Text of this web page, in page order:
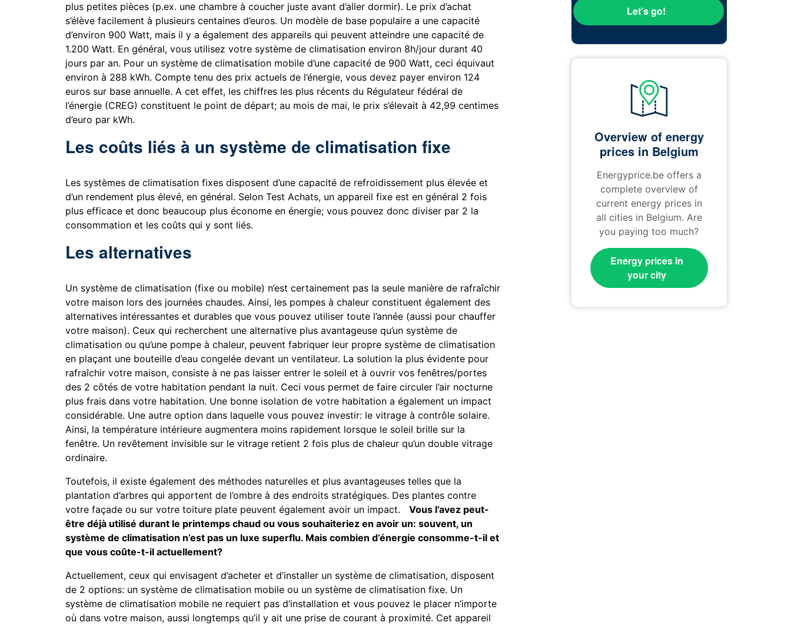
plus petites pièces (p.ex. une chambre à coucher juste avant d’aller dormir). Le prix d’achat
s’élève facilement à plusieurs centaines d’euros. Un modèle de base populaire a une capacité
d’environ 900 Watt, mais il y a également des appareils qui peuvent atteindre une capacité de
1.200 Watt. En général, vous utilisez votre système de climatisation environ 8h/jour durant 40
jours par an. Pour un système de climatisation mobile d’une capacité de 900 Watt, ceci équivaut
environ à 288 kWh. Compte tenu des prix actuels de l’énergie, vous devez payer environ 124
euros sur base annuelle. A cet effet, les chiffres les plus récents du Régulateur fédéral de
l’énergie (CREG) constituent le point de départ; au mois de mai, le prix s’élevait à 42,99 centimes
d’euro par kWh.
Les coûts liés à un système de climatisation fixe
Les systèmes de climatisation fixes disposent d’une capacité de refroidissement plus élevée et
d’un rendement plus élevé, en général. Selon Test Achats, un appareil fixe est en général 2 fois
plus efficace et donc beaucoup plus économe en énergie; vous pouvez donc diviser par 2 la
consommation et les coûts qui y sont liés.
Les alternatives
Un système de climatisation (fixe ou mobile) n’est certainement pas la seule manière de rafraîchir
votre maison lors des journées chaudes. Ainsi, les pompes à chaleur constituent également des
alternatives intéressantes et durables que vous pouvez utiliser toute l’année (aussi pour chauffer
votre maison). Ceux qui recherchent une alternative plus avantageuse qu’un système de
climatisation ou qu’une pompe à chaleur, peuvent fabriquer leur propre système de climatisation
en plaçant une bouteille d’eau congelée devant un ventilateur. La solution la plus évidente pour
rafraîchir votre maison, consiste à ne pas laisser entrer le soleil et à ouvrir vos fenêtres/portes
des 2 côtés de votre habitation pendant la nuit. Ceci vous permet de faire circuler l’air nocturne
plus frais dans votre habitation. Une bonne isolation de votre habitation a également un impact
considérable. Une autre option dans laquelle vous pouvez investir: le vitrage à contrôle solaire.
Ainsi, la température intérieure augmentera moins rapidement lorsque le soleil brille sur la
fenêtre. Un revêtement invisible sur le vitrage retient 2 fois plus de chaleur qu’un double vitrage
ordinaire.
Toutefois, il existe également des méthodes naturelles et plus avantageuses telles que la
plantation d’arbres qui apportent de l’ombre à des endroits stratégiques. Des plantes contre
votre façade ou sur votre toiture plate peuvent également avoir un impact.Vous l’avez peut-
être déjà utilisé durant le printemps chaud ou vous souhaiteriez en avoir un: souvent, un
système de climatisation n’est pas un luxe superflu. Mais combien d’énergie consomme-t-il et
que vous coûte-t-il actuellement?
Actuellement, ceux qui envisagent d’acheter et d’installer un système de climatisation, disposent
de 2 options: un système de climatisation mobile ou un système de climatisation fixe. Un
système de climatisation mobile ne requiert pas d’installation et vous pouvez le placer n’importe
où dans votre maison, aussi longtemps qu’il y ait une prise de courant à proximité. Cet appareil
Let’s go!
Overview of energy
prices in Belgium
Energyprice.be offers a
complete overview of
current energy prices in
all cities in Belgium. Are
you paying too much?
Energy prices in
your city